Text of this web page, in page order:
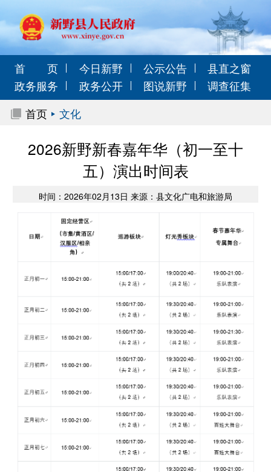
首 页 今日新野 公示公告
县直之窗
政务服务
政务公开 图说新野
调查征集
首页
文化
2026新野新春嘉年华（初一至十
五）演出时间表
时间：2026年02月13日 来源：县文化广电和旅游局